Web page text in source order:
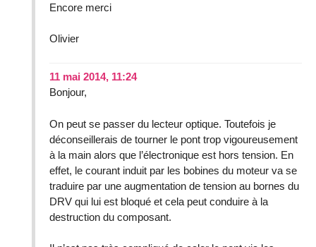
Encore merci
Olivier
11 mai 2014, 11:24
Bonjour,
On peut se passer du lecteur optique. Toutefois je
déconseillerais de tourner le pont trop vigoureusement
à la main alors que l’électronique est hors tension. En
effet, le courant induit par les bobines du moteur va se
traduire par une augmentation de tension au bornes du
DRV qui lui est bloqué et cela peut conduire à la
destruction du composant.